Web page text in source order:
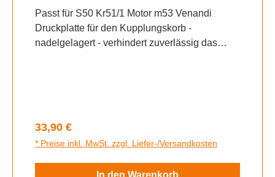
Passt für S50 Kr51/1 Motor m53 Venandi
Druckplatte für den Kupplungskorb -
nadelgelagert - verhindert zuverlässig das
Schrauben müssen mit Schraubensicherung
blau (mittelfest) gesichert werden- inkl.
Montagematerial
Regulärer Preis:
33,90 €
* Preise inkl. MwSt. zzgl. Liefer-/Versandkosten
In den Warenkorb